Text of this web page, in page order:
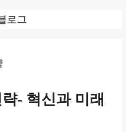
로그
- 혁신과 미래